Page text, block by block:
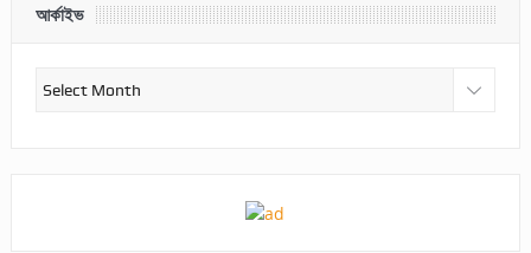
আর্কাইভ
আর্কাইভ